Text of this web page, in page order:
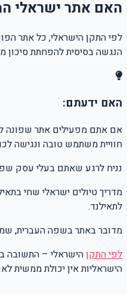
האם אתר ישראלי
לפי התקן הישראלי, כל אתר
הנגשה בסיסית להפחתת סיכון
האם ידעתם:
אם אתם מפעילים אתר שפונה
חוויית משתמש טובה ונגישה
נניח לרגע שאתם בעלי עסק
מדריך טיולים ישראלי שחי
לתאילנד.
מדובר באתר בשפה העברית,
לפי התקןהישראלי – התשובה
הישראליות אין יכולת ממשית